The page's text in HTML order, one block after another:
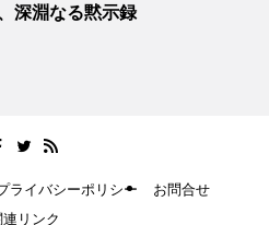
深淵なる黙示録
ライバシーポリシー
お問合せ
連リンク